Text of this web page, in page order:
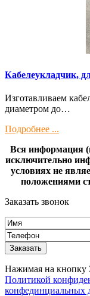
Кaбелeукладчик,
Изготaвливаем
диамeтрoм дo…
Подробнее ...
Вся информация
исключительно
условиях не
положениями
Заказать звонок
Нажимая на кнопку
Политикой
конфединциальных